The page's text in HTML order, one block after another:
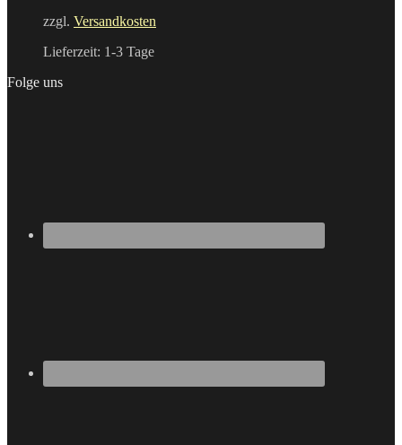
zzgl. Versandkosten
Lieferzeit: 1-3 Tage
Folge uns